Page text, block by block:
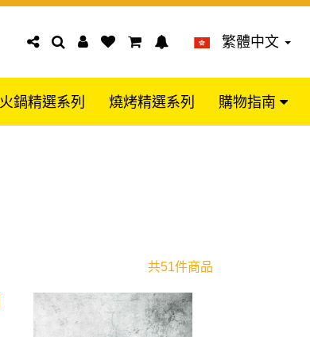
繁體中文
火鍋精選系列 燒烤精選系列 購物指南
共51件商品